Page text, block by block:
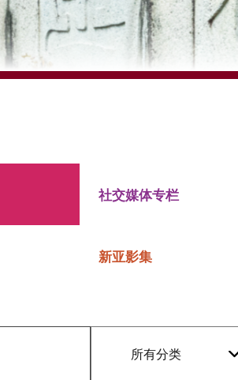
社交媒体专栏
新亚影集
所有分类